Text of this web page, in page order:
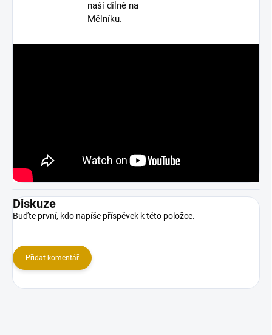
naší dílně na
Mělníku.
Diskuze
Buďte první, kdo napíše příspěvek k této položce.
Přidat komentář